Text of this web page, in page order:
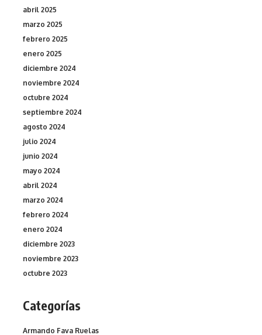
abril 2025
marzo 2025
febrero 2025
enero 2025
diciembre 2024
noviembre 2024
octubre 2024
septiembre 2024
agosto 2024
julio 2024
junio 2024
mayo 2024
abril 2024
marzo 2024
febrero 2024
enero 2024
diciembre 2023
noviembre 2023
octubre 2023
Categorías
Armando Fava Ruelas